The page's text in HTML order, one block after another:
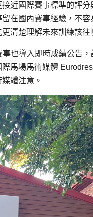
近國際賽事標準的評
在國內賽事經驗，不
清楚理解未來訓練該往
也導入即時成績公告
馬場馬術媒體
體注意。